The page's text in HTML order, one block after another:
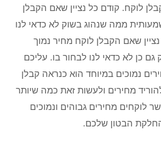
לוקח. קודם כל נציין שאם הקבלן
ממה שנהוג בשוק לא כדאי לנו
שאם הקבלן לוקח מחיר נמוך
כן לא כדאי לנו לבחור בו. עליכם
נמוכים במיוחד הוא כנראה קבלן
מחירים ולעשות זאת כמה שיותר
לוקחים מחירים גבוהים ונמוכים
הבטון שלכם.